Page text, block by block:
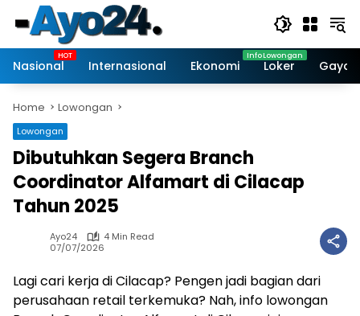
content
Nasional
Internasional Ekonomi Loker Gaya
Home Lowongan
Lowongan
Dibutuhkan Segera Branch
Coordinator Alfamart di Cilacap
Tahun 2025
Ayo24
4 Min Read
07/07/2026
Lagi cari kerja di Cilacap? Pengen jadi bagian dari
perusahaan retail terkemuka? Nah, info lowongan